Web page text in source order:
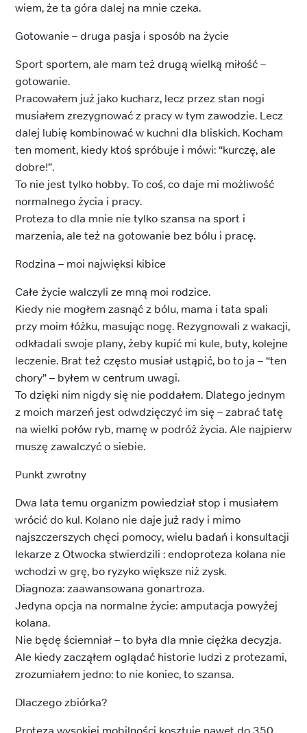
wiem, że ta góra dalej na mnie czeka.
Gotowanie – druga pasja i sposób na życie
Sport sportem, ale mam też drugą wielką miłość –
gotowanie.
Pracowałem już jako kucharz, lecz przez stan nogi
musiałem zrezygnować z pracy w tym zawodzie. Lecz
dalej lubię kombinować w kuchni dla bliskich. Kocham
ten moment, kiedy ktoś spróbuje i mówi: “kurczę, ale
dobre!”.
To nie jest tylko hobby. To coś, co daje mi możliwość
normalnego życia i pracy.
Proteza to dla mnie nie tylko szansa na sport i
marzenia, ale też na gotowanie bez bólu i pracę.
Rodzina – moi najwięksi kibice
Całe życie walczyli ze mną moi rodzice.
Kiedy nie mogłem zasnąć z bólu, mama i tata spali
przy moim łóżku, masując nogę. Rezygnowali z wakacji,
odkładali swoje plany, żeby kupić mi kule, buty, kolejne
leczenie. Brat też często musiał ustąpić, bo to ja – “ten
chory” – byłem w centrum uwagi.
To dzięki nim nigdy się nie poddałem. Dlatego jednym
z moich marzeń jest odwdzięczyć im się – zabrać tatę
na wielki połów ryb, mamę w podróż życia. Ale najpierw
muszę zawalczyć o siebie.
Punkt zwrotny
Dwa lata temu organizm powiedział stop i musiałem
wrócić do kul. Kolano nie daje już rady i mimo
najszczerszych chęci pomocy, wielu badań i konsultacji
lekarze z Otwocka stwierdzili : endoproteza kolana nie
wchodzi w grę, bo ryzyko większe niż zysk.
Diagnoza: zaawansowana gonartroza.
Jedyna opcja na normalne życie: amputacja powyżej
kolana.
Nie będę ściemniał – to była dla mnie ciężka decyzja.
Ale kiedy zacząłem oglądać historie ludzi z protezami,
zrozumiałem jedno: to nie koniec, to szansa.
Dlaczego zbiórka?